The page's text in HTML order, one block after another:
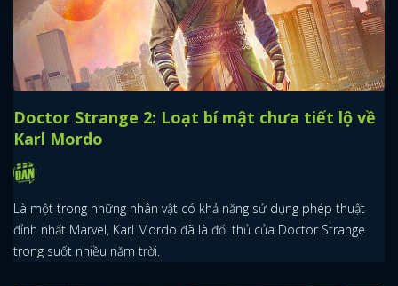
Doctor Strange 2: Loạt bí mật chưa tiết lộ về
Karl Mordo
Là một trong những nhân vật có khả năng sử dụng phép thuật
đỉnh nhất Marvel, Karl Mordo đã là đối thủ của Doctor Strange
trong suốt nhiều năm trời.